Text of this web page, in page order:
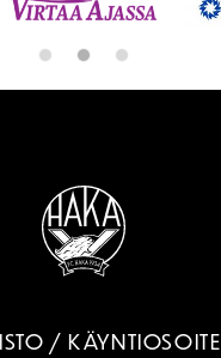
/ KÄYNTIOSOITE